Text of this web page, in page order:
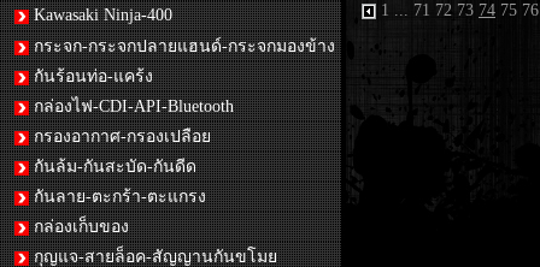
Kawasaki Ninja-400
กระจก-กระจกปลายแฮนด์-กระจกมองข้าง
กันร้อนท่อ-แคร้ง
กล่องไฟ-CDI-API-Bluetooth
กรองอากาศ-กรองเปลือย
กันล้ม-กันสะบัด-กันดีด
กันลาย-ตะกร้า-ตะแกรง
กล่องเก็บของ
กุญแจ-สายล็อค-สัญญานกันขโมย
1 ... 71 72 73 74 75 76